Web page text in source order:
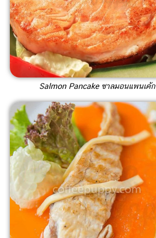
Salmon Pancake ซาลมอนแพนเค้ก